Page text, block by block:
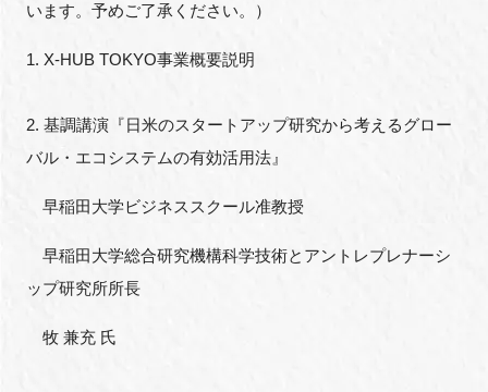
います。予めご了承ください。）
1. X-HUB TOKYO事業概要説明
2. 基調講演『日米のスタートアップ研究から考えるグロー
バル・エコシステムの有効活用法』
早稲田大学ビジネススクール准教授
早稲田大学総合研究機構科学技術とアントレプレナーシ
ップ研究所所長
牧 兼充 氏